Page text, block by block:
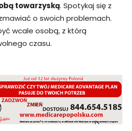
towarzyską. Spotykaj się z
o swoich problemach.
wcale osobą, z którą
czasu.